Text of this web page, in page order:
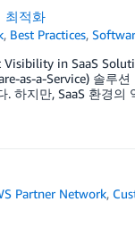
최적화
, Best Practices,
in SaaS
as-a-Service) 솔루
하지만, SaaS 환경
Partner Network,